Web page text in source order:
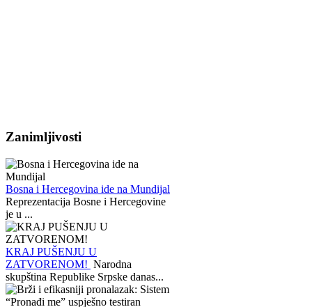
Zanimljivosti
Bosna i Hercegovina ide na Mundijal
Reprezentacija Bosne i Hercegovine
je u ...
KRAJ PUŠENJU U
ZATVORENOM! Narodna
skupština Republike Srpske danas...